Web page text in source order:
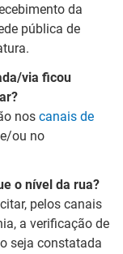
da
pública de
via ficou
nos canais de
e/ou no
o nível da rua?
pelos canais
a verificação de
seja constatada